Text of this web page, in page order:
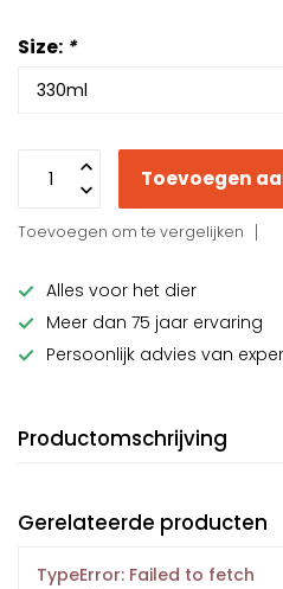
Size: *
Toevoegen
Toevoegen om te vergelijken
Alles voor het dier
Meer dan 75 jaar ervaring
Persoonlijk advies van
Productomschrijving
Gerelateerde producten
TypeError: Failed to fetch